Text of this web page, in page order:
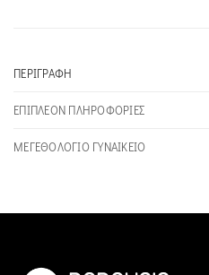
ΠΕΡΙΓΡΑΦΉ
ΕΠΙΠΛΈΟΝ ΠΛΗΡΟΦΟΡΊΕΣ
ΜΕΓΕΘΟΛΟΓΙΟ ΓΥΝΑΙΚΕΙΟ